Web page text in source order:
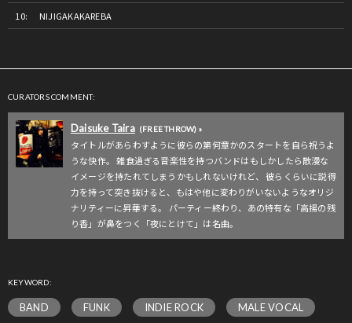
NIJIGAKAKAREBA
CURATORS COMMENT:
Daisuke Taira (FREE THROW) »
タイトルがあらわすように彼らの第何章かのスタートを自ら祝うよ
うな快作。 雑食過ぎる音楽性を持つバンドはもしかしたら散漫な
イメージを持たれてしまうかもしれないけれど、 彼らくらいに説得
力を持って突き抜けると、もはや他に変わりがいないようなオリジ
ナリティーに昇華する。 パーティー終わり、あの特有な「高揚の残
り香」が鼻をつく「夜にとけて」は名曲。
KEYWORD:
BAND FUNK INDIE ROCK MALE VOCAL